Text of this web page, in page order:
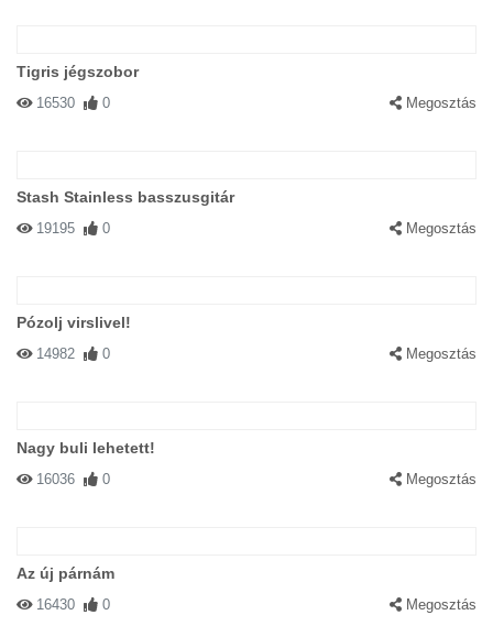
Tigris jégszobor
16530 0 Megosztás
Stash Stainless basszusgitár
19195 0 Megosztás
Pózolj virslivel!
14982 0 Megosztás
Nagy buli lehetett!
16036 0 Megosztás
Az új párnám
16430 0 Megosztás